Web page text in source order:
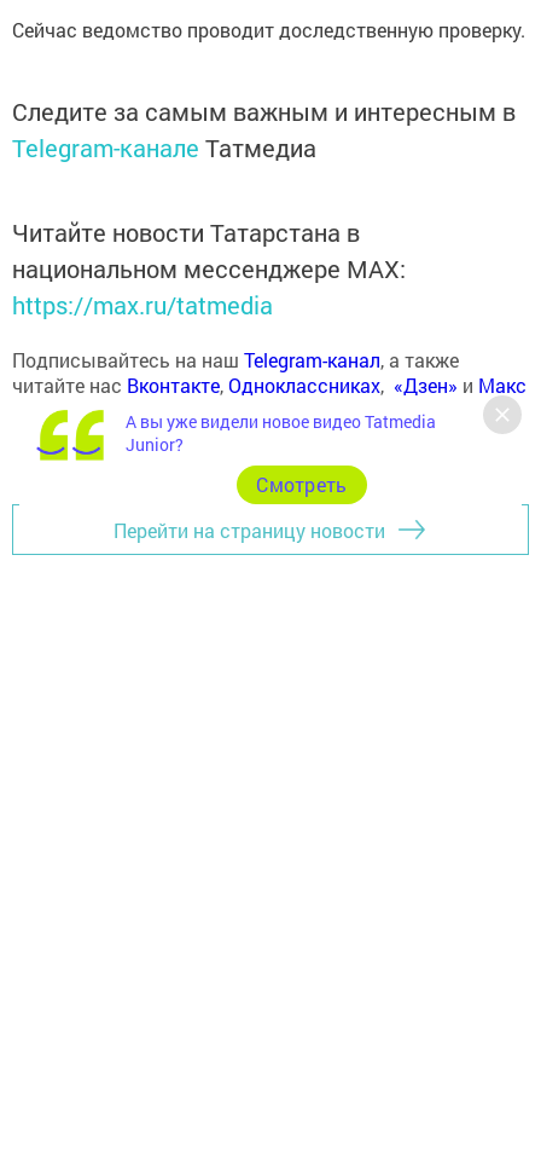
Сейчас ведомство проводит доследственную проверку.
Следите за самым важным и интересным в
Telegram-канале Татмедиа
Читайте новости Татарстана в
национальном мессенджере MАХ:
https://max.ru/tatmedia
Подписывайтесь на наш Telegram-канал, а также
читайте нас Вконтакте,Одноклассниках, «Дзен» и Макс
Перейти на страницу новости
А вы уже видели новое видео Tatmedia
Junior?
Cмотреть